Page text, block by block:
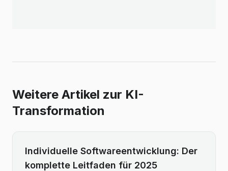
Weitere Artikel zur KI-
Transformation
Individuelle Softwareentwicklung: Der
komplette Leitfaden für 2025